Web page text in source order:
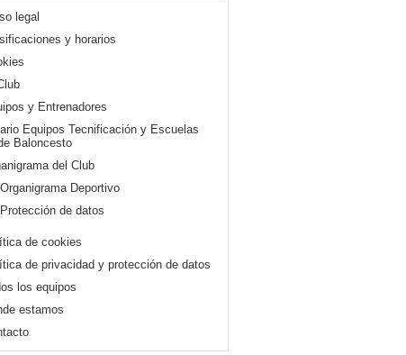
legal
y horarios
y Entrenadores
Equipos Tecnificación y Escuelas
Baloncesto
del Club
Organigrama Deportivo
Protección de datos
de cookies
de privacidad y protección de datos
los equipos
estamos